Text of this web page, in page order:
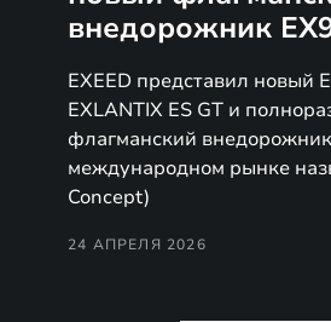
внедорожник
EXEED представил новый
EXLANTIX ES GT и
флагманский
международном рынке
Concept)
24 АПРЕЛЯ 2026